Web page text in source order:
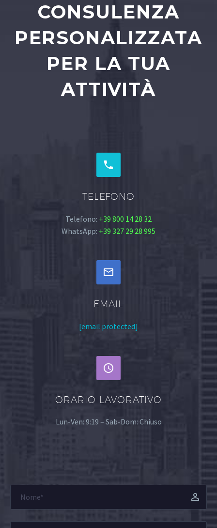
CONSULENZA
PERSONALIZZATA
PER LA TUA
ATTIVITÀ


TELEFONO
Telefono: +39 800 14 28 32
WhatsApp: +39 327 29 28 995


EMAIL
[email protected]


ORARIO LAVORATIVO
Lun-Ven: 9:19 – Sab-Dom: Chiuso